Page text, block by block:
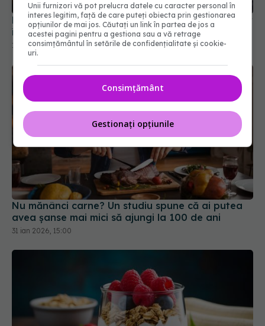
Postul intermitent, fără efect asupra kilogramelor
în plus
16 feb 2026, 14:52
Nu mănânci carne? Un studiu spune că ai putea
avea șanse mai mici să ajungi la 100 de ani
31 ian 2026, 15:00
Unii furnizori vă pot prelucra datele cu caracter personal în
interes legitim, față de care puteți obiecta prin gestionarea
opțiunilor de mai jos. Căutați un link în partea de jos a
acestei pagini pentru a gestiona sau a vă retrage
consimțământul în setările de confidențialitate și cookie-
uri.
Consimțământ
Gestionați opțiunile